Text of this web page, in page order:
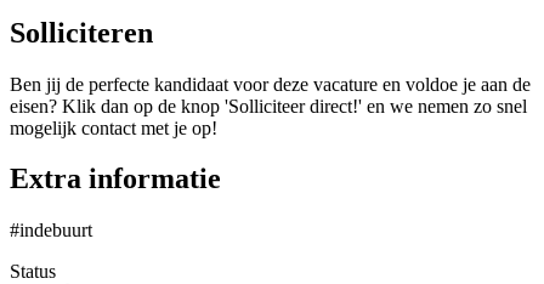
Solliciteren
Ben jij de perfecte kandidaat voor deze vacature en voldoe je aan de
eisen? Klik dan op de knop 'Solliciteer direct!' en we nemen zo snel
mogelijk contact met je op!
Extra informatie
#indebuurt
Status